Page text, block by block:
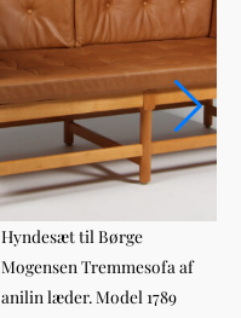
Hyndesæt til Børge
Mogensen Tremmesofa af
anilin læder. Model 1789